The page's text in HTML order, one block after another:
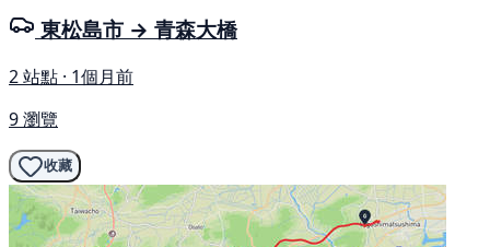
東松島市 → 青森大橋
2 站點 · 1個月前
9 瀏覽
收藏